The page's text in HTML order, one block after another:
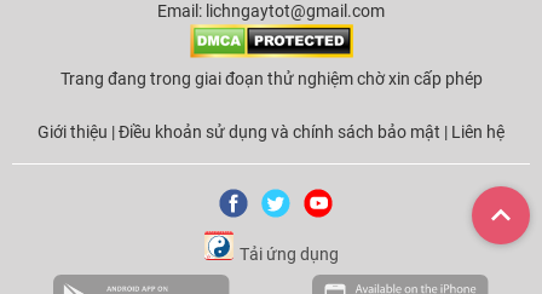
Email: lichngaytot@gmail.com
Trang đang trong giai đoạn thử nghiệm chờ xin cấp phép
Giới thiệu |Điều khoản sử dụng và chính sách bảo mật | Liên hệ
Tải ứng dụng